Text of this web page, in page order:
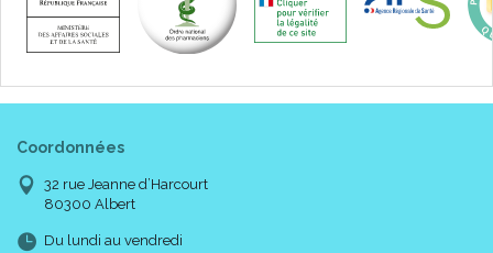
Coordonnées
32 rue Jeanne d’Harcourt
80300 Albert
Du lundi au vendredi